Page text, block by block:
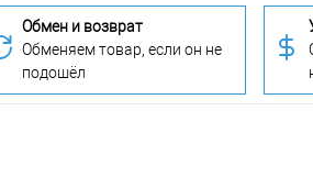
Обмен и возврат
Обменяем товар, если он не
подошёл